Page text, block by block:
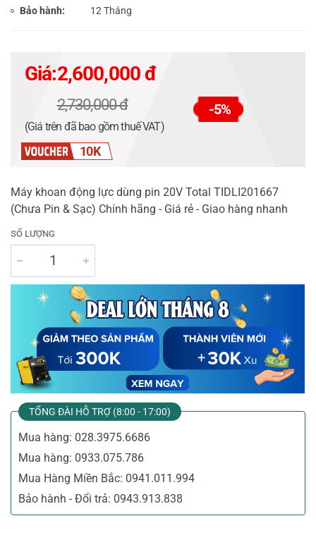
Bảo hành: 12 Tháng
Giá:2,600,000 đ
2,730,000 đ -5%
(Giá trên đã bao gồm thuế VAT)
10K
Máy khoan động lực dùng pin 20V Total TIDLI201667
(Chưa Pin & Sạc) Chính hãng - Giá rẻ - Giao hàng nhanh
SỐ LƯỢNG
TỔNG ĐÀI HỖ TRỢ (8:00 - 17:00)
Mua hàng: 028.3975.6686
Mua hàng: 0933.075.786
Mua Hàng Miền Bắc: 0941.011.994
Bảo hành - Đổi trả: 0943.913.838